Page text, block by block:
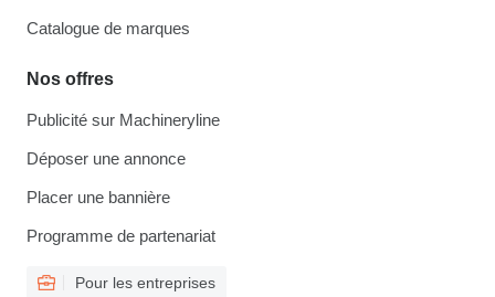
Catalogue de marques
Nos offres
Publicité sur Machineryline
Déposer une annonce
Placer une bannière
Programme de partenariat
Pour les entreprises